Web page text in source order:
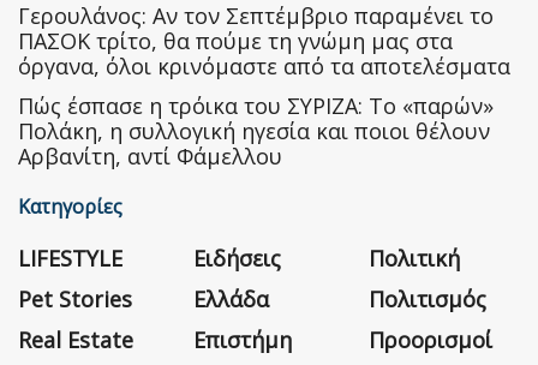
Γερουλάνος: Αν τον Σεπτέμβριο παραμένει το
ΠΑΣΟΚ τρίτο, θα πούμε τη γνώμη μας στα
όργανα, όλοι κρινόμαστε από τα αποτελέσματα
Πώς έσπασε η τρόικα του ΣΥΡΙΖΑ: Το «παρών»
Πολάκη, η συλλογική ηγεσία και ποιοι θέλουν
Αρβανίτη, αντί Φάμελλου
Κατηγορίες
LIFESTYLE
Pet Stories
Real Estate
Ειδήσεις
Ελλάδα
Επιστήμη
Πολιτική
Πολιτισμός
Προορισμοί